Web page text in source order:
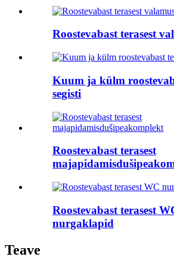
Roostevabast terasest
Kuum ja külm
segisti
Roostevabast terasest
Roostevabast terasest
nurgaklapid
Teave